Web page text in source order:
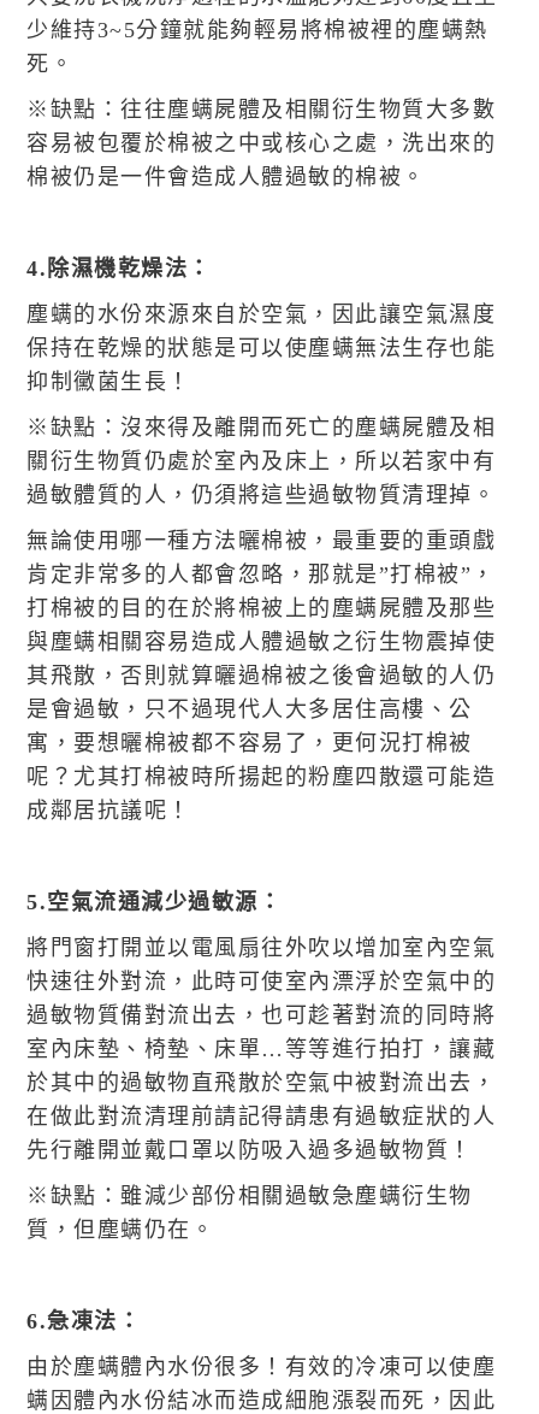
少維持3~5分鐘就能夠輕易將棉被裡的塵螨熱
死。
※缺點：往往塵螨屍體及相關衍生物質大多數
容易被包覆於棉被之中或核心之處，洗出來的
棉被仍是一件會造成人體過敏的棉被。
4.除濕機乾燥法：
塵螨的水份來源來自於空氣，因此讓空氣濕度
保持在乾燥的狀態是可以使塵螨無法生存也能
抑制黴菌生長！
※缺點：沒來得及離開而死亡的塵螨屍體及相
關衍生物質仍處於室內及床上，所以若家中有
過敏體質的人，仍須將這些過敏物質清理掉。
無論使用哪一種方法曬棉被，最重要的重頭戲
肯定非常多的人都會忽略，那就是”打棉被”，
打棉被的目的在於將棉被上的塵螨屍體及那些
與塵螨相關容易造成人體過敏之衍生物震掉使
其飛散，否則就算曬過棉被之後會過敏的人仍
是會過敏，只不過現代人大多居住高樓、公
寓，要想曬棉被都不容易了，更何況打棉被
呢？尤其打棉被時所揚起的粉塵四散還可能造
成鄰居抗議呢！
5.空氣流通減少過敏源：
將門窗打開並以電風扇往外吹以增加室內空氣
快速往外對流，此時可使室內漂浮於空氣中的
過敏物質備對流出去，也可趁著對流的同時將
室內床墊、椅墊、床單…等等進行拍打，讓藏
於其中的過敏物直飛散於空氣中被對流出去，
在做此對流清理前請記得請患有過敏症狀的人
先行離開並戴口罩以防吸入過多過敏物質！
※缺點：雖減少部份相關過敏急塵螨衍生物
質，但塵螨仍在。
6.急凍法：
由於塵螨體內水份很多！有效的冷凍可以使塵
螨因體內水份結冰而造成細胞漲裂而死，因此